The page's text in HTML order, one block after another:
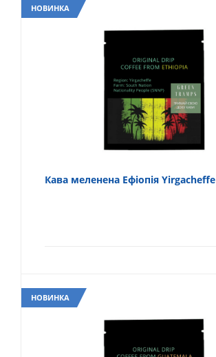
НОВИНКА
Кава меленена Ефіопія Yirgacheffe
НОВИНКА